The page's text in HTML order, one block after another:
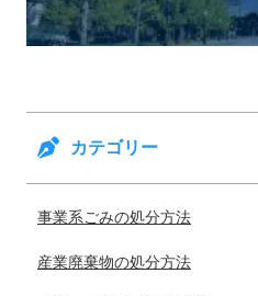
カテゴリー
事業系ごみの処分方法
産業廃棄物の処分方法